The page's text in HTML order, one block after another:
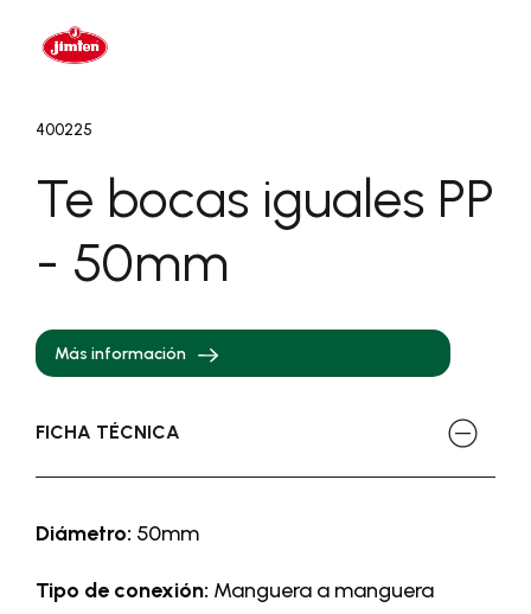
400225
Te bocas iguales PP
- 50mm
Más información
FICHA TÉCNICA
Diámetro: 50mm
Tipo de conexión: Manguera a manguera